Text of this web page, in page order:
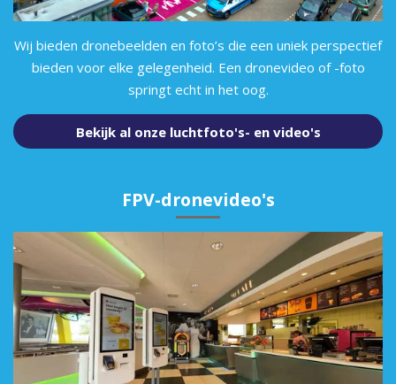
Wij bieden dronebeelden en foto’s die een uniek perspectief
bieden voor elke gelegenheid. Een dronevideo of -foto
springt echt in het oog.
Bekijk al onze luchtfoto's- en video's
FPV-dronevideo's